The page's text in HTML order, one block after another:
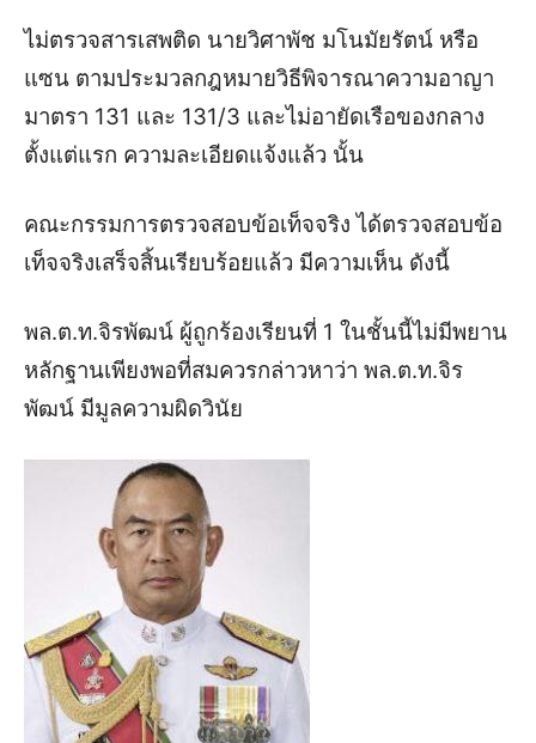
ไม่ตรวจสารเสพติด นายวิศาพัช มโนมัยรัตน์ หรือ
แซน ตามประมวลกฎหมายวิธีพิจารณาความอาญา
มาตรา 131 และ 131/3 และไม่อายัดเรือของกลาง
ตั้งแต่แรก ความละเอียดแจ้งแล้ว นั้น
คณะกรรมการตรวจสอบข้อเท็จจริง ได้ตรวจสอบข้อ
เท็จจริงเสร็จสิ้นเรียบร้อยแล้ว มีความเห็น ดังนี้
พล.ต.ท.จิรพัฒน์ ผู้ถูกร้องเรียนที่ 1 ในชั้นนี้ไม่มีพยาน
หลักฐานเพียงพอที่สมควรกล่าวหาว่า พล.ต.ท.จิร
พัฒน์ มีมูลความผิดวินัย